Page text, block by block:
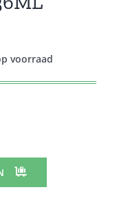
voorraad